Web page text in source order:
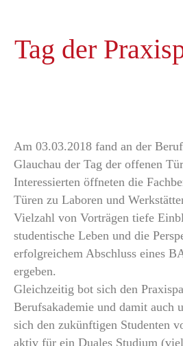
Tag der
Am 03.03.2018 fand an der
Glauchau der Tag der offenen
Interessierten öffneten die
Türen zu Laboren und
Vielzahl von Vorträgen tiefe
studentische Leben und die
erfolgreichem Abschluss eines
ergeben.
Gleichzeitig bot sich den
Berufsakademie und damit auch
sich den zukünftigen Studenten
aktiv für ein Duales Studium